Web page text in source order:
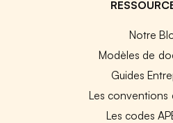
Notre
Modèles de
Guides
Les conventions
Les codes